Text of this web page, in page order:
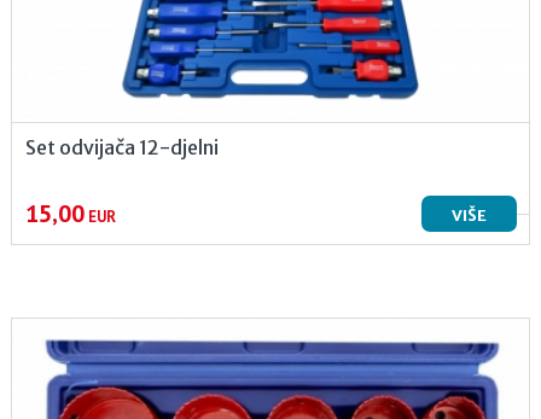
Set odvijača 12-djelni
15,00EUR VIŠE